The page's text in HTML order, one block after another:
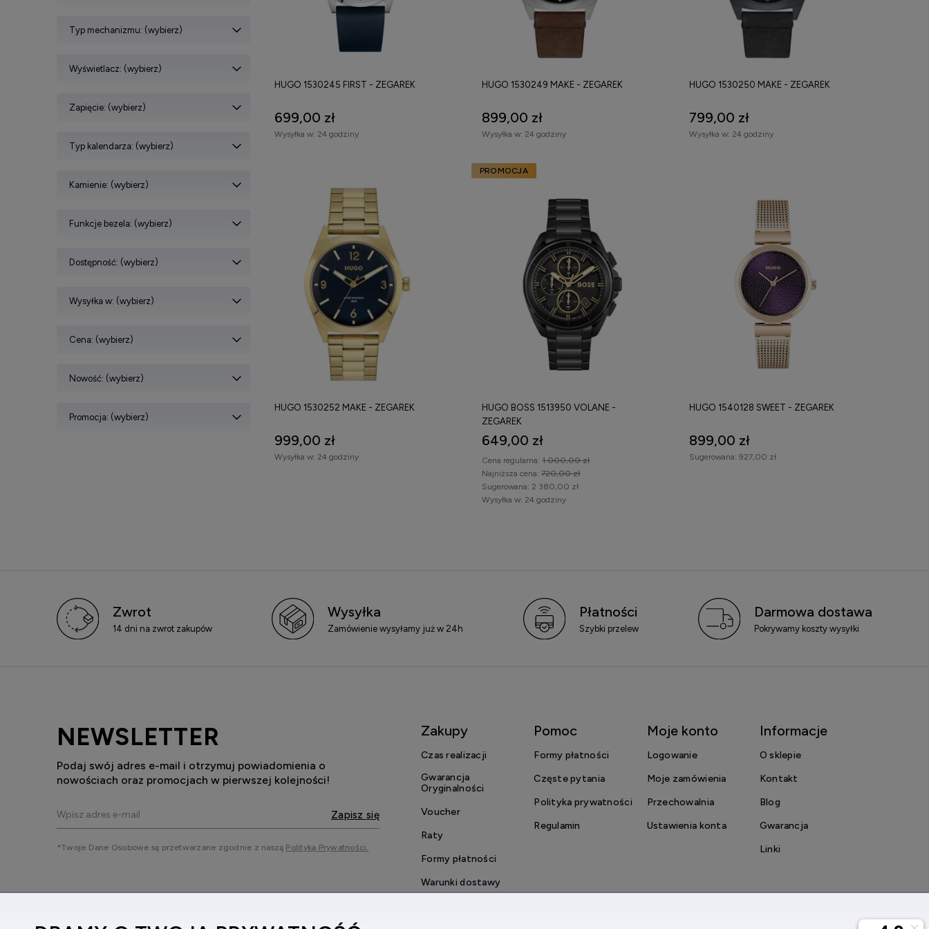
Typ mechanizmu: (wybierz)
Wyświetlacz: (wybierz)
Zapięcie: (wybierz)
Typ kalendarza: (wybierz)
Kamienie: (wybierz)
Funkcje bezela: (wybierz)
Dostępność: (wybierz)
Wysyłka w: (wybierz)
Cena: (wybierz)
Nowość: (wybierz)
Promocja: (wybierz)
HUGO 1530245 FIRST - ZEGAREK
699,00 zł
Wysyłka w: 24 godziny
HUGO 1530249 MAKE - ZEGAREK
899,00 zł
Wysyłka w: 24 godziny
HUGO 1530250 MAKE - ZEGAREK
799,00 zł
Wysyłka w: 24 godziny
HUGO 1530252 MAKE - ZEGAREK
999,00 zł
Wysyłka w: 24 godziny
HUGO BOSS 1513950 VOLANE -
ZEGAREK
649,00 zł
Cena regularna: 1 000,00 zł
Najniższa cena: 720,00 zł
Wysyłka w: 24 godziny
Sugerowana: 2 380,00 zł
PROMOCJA
HUGO 1540128 SWEET - ZEGAREK
899,00 zł
Sugerowana: 927,00 zł
Zwrot
14 dni na zwrot zakupów
Wysyłka
Zamówienie wysyłamy już w 24h
Płatności
Szybki przelew
Darmowa dostawa
Pokrywamy koszty wysyłki
NEWSLETTER
Podaj swój adres e-mail i otrzymuj powiadomienia o
nowościach oraz promocjach w pierwszej kolejności!
Zapisz się
*Twoje Dane Osobowe są przetwarzane zgodnie z naszą Polityką Prywatności.
Zakupy
Czas realizacji
Gwarancja
Oryginalności
Voucher
Raty
Formy płatności
Warunki dostawy
Pomoc
Formy płatności
Częste pytania
Polityka prywatności
Regulamin
Moje konto
Logowanie
Moje zamówienia
Przechowalnia
Ustawienia konta
Informacje
O sklepie
Kontakt
Blog
Gwarancja
Linki